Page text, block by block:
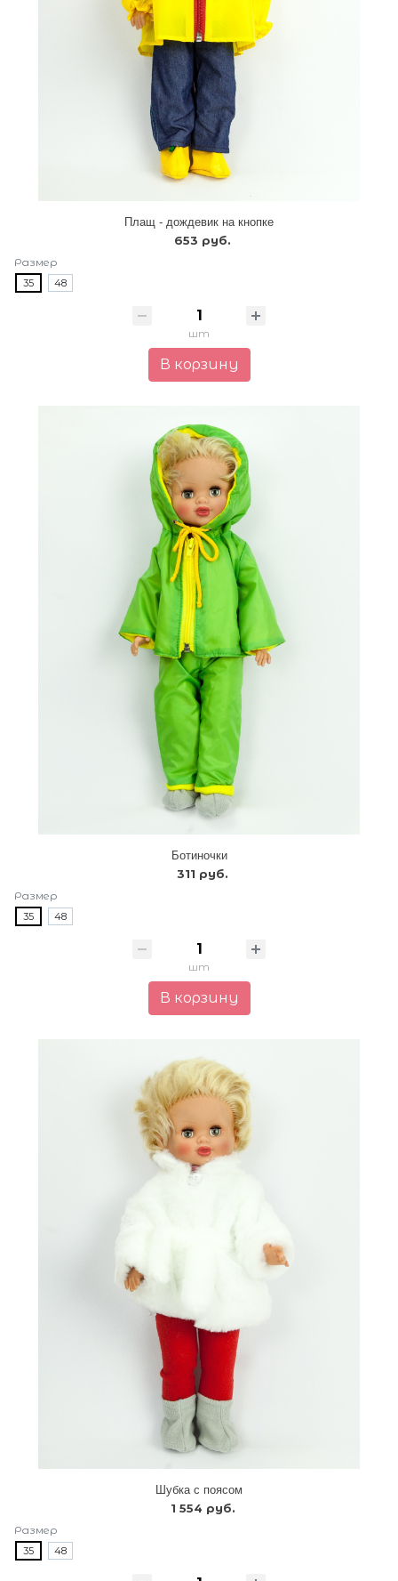
Плащ - дождевик на кнопке
653 руб.
Размер
35 48
шт
В корзину
Ботиночки
311 руб.
Размер
35 48
шт
В корзину
Шубка с поясом
1 554 руб.
Размер
35 48